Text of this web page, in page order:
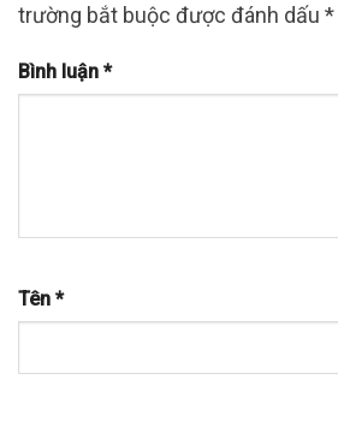
trường bắt buộc được đánh dấu *
Bình luận *
Tên *